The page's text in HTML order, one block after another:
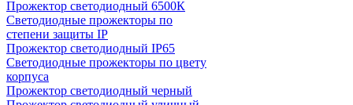
Прожектор светодиодный 6500К
Светодиодные прожекторы по
степени защиты IP
Прожектор светодиодный IP65
Светодиодные прожекторы по цвету
корпуса
Прожектор светодиодный черный